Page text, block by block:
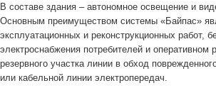
В составе здания – автономное освещение и
Основным преимуществом системы «Байпас»
эксплуатационных и реконструкционных работ,
электроснабжения потребителей и оперативном
резервного участка линии в обход
или кабельной линии электропередач.